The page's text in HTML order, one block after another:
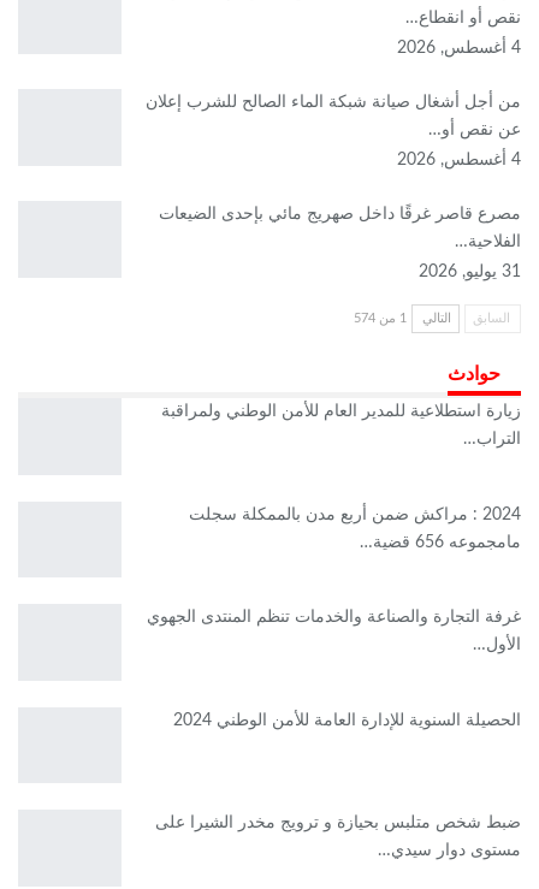
نقص أو انقطاع…
4 أغسطس, 2026
من أجل أشغال صيانة شبكة الماء الصالح للشرب إعلان
عن نقص أو…
4 أغسطس, 2026
مصرع قاصر غرقًا داخل صهريج مائي بإحدى الضيعات
الفلاحية…
31 يوليو, 2026
السابق التالي 1 من 574
حوادث
زيارة استطلاعية للمدير العام للأمن الوطني ولمراقبة
التراب…
2024 : مراكش ضمن أربع مدن بالممكلة سجلت
مامجموعه 656 قضية…
غرفة التجارة والصناعة والخدمات تنظم المنتدى الجهوي
الأول…
الحصيلة السنوية للإدارة العامة للأمن الوطني 2024
ضبط شخص متلبس بحيازة و ترويج مخدر الشيرا على
مستوى دوار سيدي…